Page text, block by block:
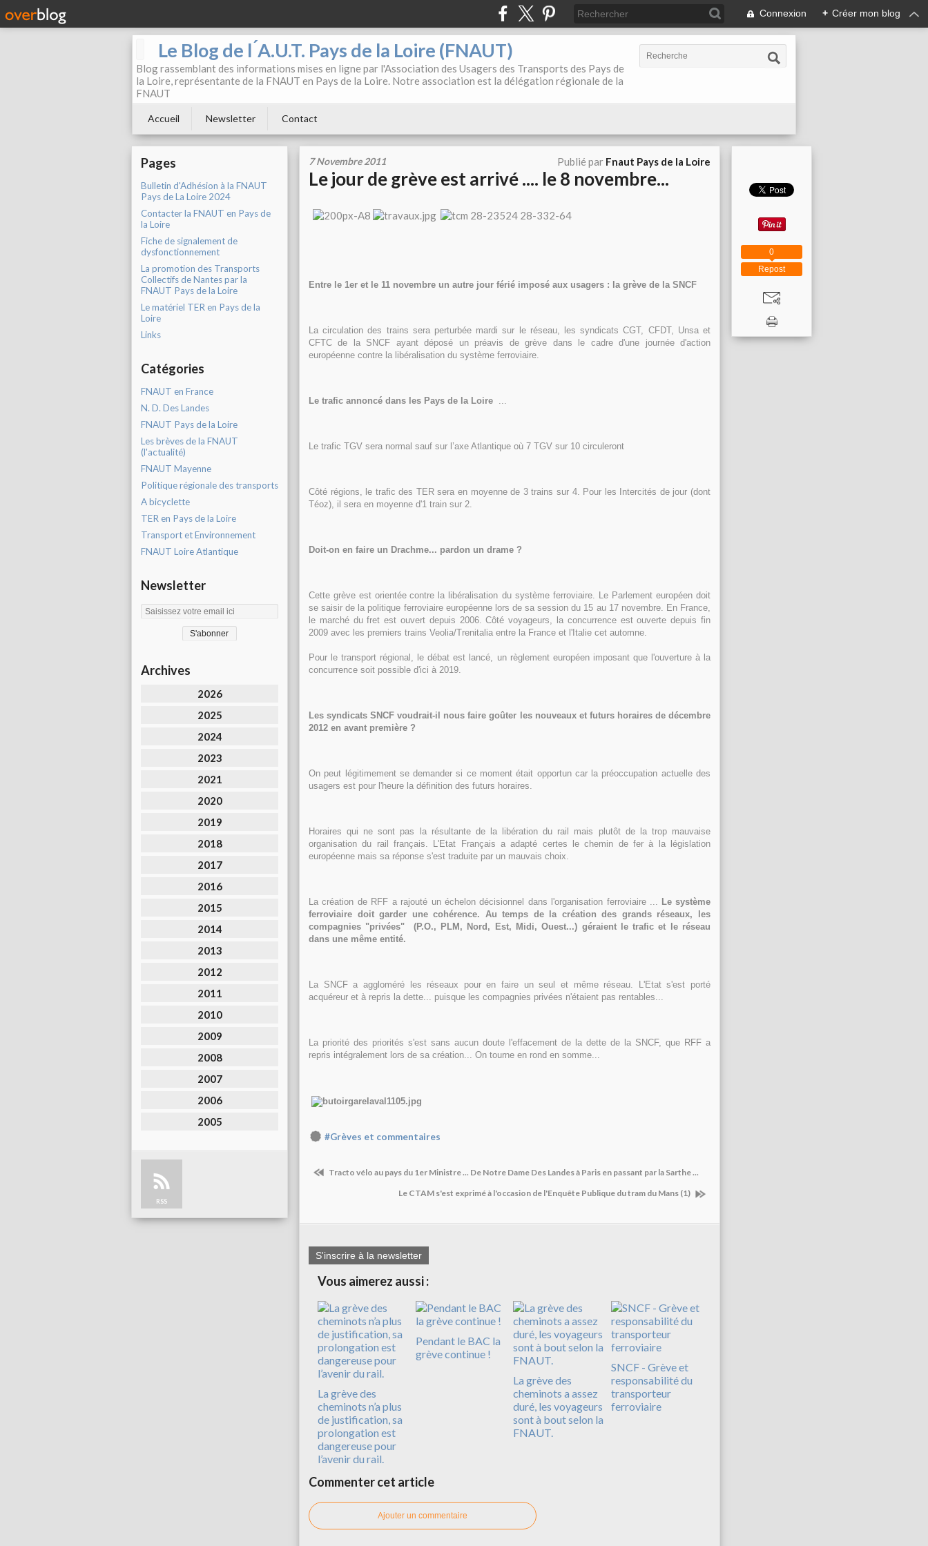
Connexion + Créer mon blog
Le Blog de l ́A.U.T. Pays de la Loire (FNAUT)
Blog rassemblant des informations mises en ligne par l'Association des Usagers des Transports des Pays de
la Loire, représentante de la FNAUT en Pays de la Loire. Notre association est la délégation régionale de la
FNAUT
Accueil Newsletter Contact
Pages
Bulletin d'Adhésion à la FNAUT
Pays de La Loire 2024
Contacter la FNAUT en Pays de
la Loire
Fiche de signalement de
dysfonctionnement
La promotion des Transports
Collectifs de Nantes par la
FNAUT Pays de la Loire
Le matériel TER en Pays de la
Loire
Links
Catégories
FNAUT en France
N. D. Des Landes
FNAUT Pays de la Loire
Les brèves de la FNAUT
(l'actualité)
FNAUT Mayenne
Politique régionale des transports
A bicyclette
TER en Pays de la Loire
Transport et Environnement
FNAUT Loire Atlantique
Newsletter
Archives
2026
2025
2024
2023
2021
2020
2019
2018
2017
2016
2015
2014
2013
2012
2011
2010
2009
2008
2007
2006
2005
RSS
7 Novembre 2011 Publié par Fnaut Pays de la Loire
Le jour de grève est arrivé .... le 8 novembre...
Entre le 1er et le 11 novembre un autre jour férié imposé aux usagers : la grève de la SNCF
La circulation des trains sera perturbée mardi sur le réseau, les syndicats CGT, CFDT, Unsa et
CFTC de la SNCF ayant déposé un préavis de grève dans le cadre d'une journée d'action
européenne contre la libéralisation du système ferroviaire.
Le trafic annoncé dans les Pays de la Loire ...
Le trafic TGV sera normal sauf sur l’axe Atlantique où 7 TGV sur 10 circuleront
Côté régions, le trafic des TER sera en moyenne de 3 trains sur 4. Pour les Intercités de jour (dont
Téoz), il sera en moyenne d'1 train sur 2.
Doit-on en faire un Drachme... pardon un drame ?
Cette grève est orientée contre la libéralisation du système ferroviaire. Le Parlement européen doit
se saisir de la politique ferroviaire européenne lors de sa session du 15 au 17 novembre. En France,
le marché du fret est ouvert depuis 2006. Côté voyageurs, la concurrence est ouverte depuis fin
2009 avec les premiers trains Veolia/Trenitalia entre la France et l'Italie cet automne.
Pour le transport régional, le débat est lancé, un règlement européen imposant que l'ouverture à la
concurrence soit possible d'ici à 2019.
Les syndicats SNCF voudrait-il nous faire goûter les nouveaux et futurs horaires de décembre
2012 en avant première ?
On peut légitimement se demander si ce moment était opportun car la préoccupation actuelle des
usagers est pour l'heure la définition des futurs horaires.
Horaires qui ne sont pas la résultante de la libération du rail mais plutôt de la trop mauvaise
organisation du rail français. L'Etat Français a adapté certes le chemin de fer à la législation
européenne mais sa réponse s'est traduite par un mauvais choix.
La création de RFF a rajouté un échelon décisionnel dans l'organisation ferroviaire ... Le système
ferroviaire doit garder une cohérence. Au temps de la création des grands réseaux, les
compagnies "privées" (P.O., PLM, Nord, Est, Midi, Ouest...) géraient le trafic et le réseau
dans une même entité.
La SNCF a aggloméré les réseaux pour en faire un seul et même réseau. L'Etat s'est porté
acquéreur et à repris la dette... puisque les compagnies privées n'étaient pas rentables...
La priorité des priorités s'est sans aucun doute l'effacement de la dette de la SNCF, que RFF a
repris intégralement lors de sa création... On tourne en rond en somme...
#Grèves et commentaires
Tracto vélo au pays du 1er Ministre ... De Notre Dame Des Landes à Paris en passant par la Sarthe ...
Le CTAM s'est exprimé à l'occasion de l'Enquête Publique du tram du Mans (1)
S'inscrire à la newsletter
Vous aimerez aussi :
La grève des
cheminots n’a plus
de justification, sa
prolongation est
dangereuse pour
l’avenir du rail.
Pendant le BAC la
grève continue !
La grève des
cheminots a assez
duré, les voyageurs
sont à bout selon la
FNAUT.
SNCF - Grève et
responsabilité du
transporteur
ferroviaire
Commenter cet article
Ajouter un commentaire
Repost
0